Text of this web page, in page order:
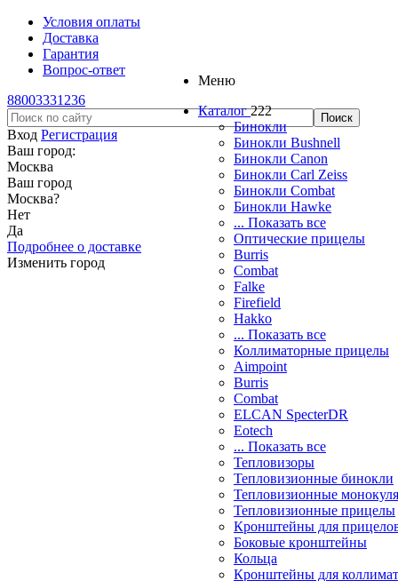
Условия оплаты
Доставка
Гарантия
Вопрос-ответ
88003331236
Вход Регистрация
Ваш город:
Москва
Ваш город
Москва?
Нет
Да
Подробнее о доставке
Изменить город
Меню
Каталог 222
Бинокли
Бинокли Bushnell
Бинокли Canon
Бинокли Carl Zeiss
Бинокли Combat
Бинокли Hawke
... Показать все
Оптические прицелы
Burris
Combat
Falke
Firefield
Hakko
... Показать все
Коллиматорные прицелы
Aimpoint
Burris
Combat
ELCAN SpecterDR
Eotech
... Показать все
Тепловизоры
Тепловизионные бинокли
Тепловизионные
Тепловизионные прицелы
Кронштейны для
Боковые кронштейны
Кольца
Кронштейны для